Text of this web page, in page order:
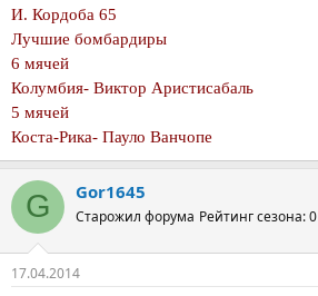
И. Кордоба 65
Лучшие бомбардиры
6 мячей
Колумбия- Виктор Аристисабаль
5 мячей
Коста-Рика- Пауло Ванчопе
G Gor1645
Старожил форума Рейтинг сезона: 0
17.04.2014